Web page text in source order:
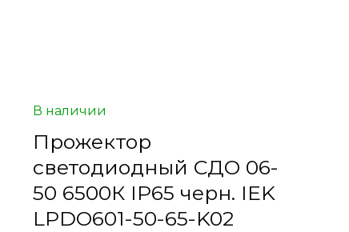
В наличии
Прожектор
светодиодный СДО 06-
50 6500К IP65 черн. IEK
LPDO601-50-65-K02